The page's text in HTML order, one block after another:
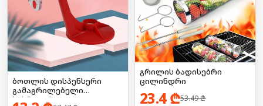
ბოთლის დისპენსერი
გამაგრილებელი
სასმელის
გრილის ბადისებრი
ცილინდრი
23.4₾53.49₾